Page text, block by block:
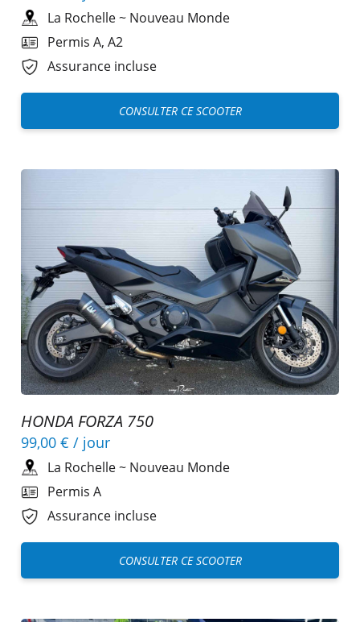
La Rochelle~ Nouveau Monde
Permis A, A2
Assurance incluse
CONSULTER CE SCOOTER
HONDA FORZA 750
99,00 € / jour
La Rochelle~ Nouveau Monde
Permis A
Assurance incluse
CONSULTER CE SCOOTER